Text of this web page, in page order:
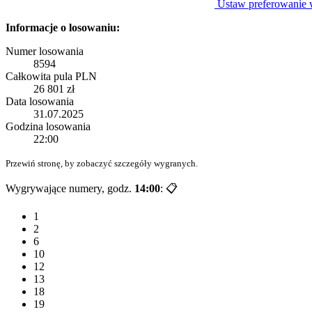
Ustaw preferowanie
Informacje o losowaniu:
Numer losowania
8594
Całkowita pula PLN
26 801 zł
Data losowania
31.07.2025
Godzina losowania
22:00
Przewiń stronę, by zobaczyć szczegóły wygranych.
Wygrywające numery, godz. 14:00: 📋
1
2
6
10
12
13
18
19